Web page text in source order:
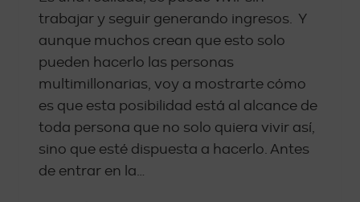
trabajar y seguir generando ingresos. Y
aunque muchos crean que esto solo
pueden hacerlo las personas
multimillonarias, voy a mostrarte cómo
es que esta posibilidad está al alcance de
toda persona que no solo quiera vivir así,
sino que esté dispuesta a hacerlo. Antes
de entrar en la…